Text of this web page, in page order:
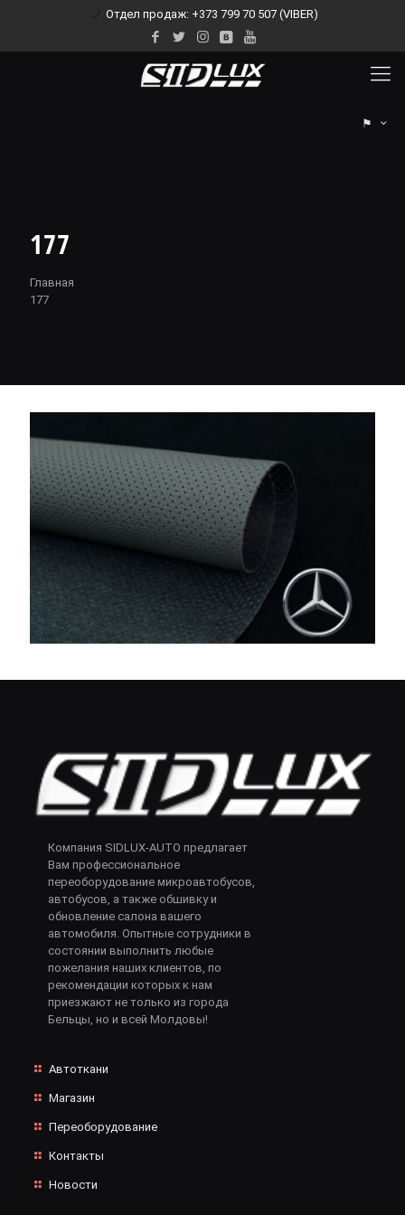
Отдел продаж: +373 799 70 507 (VIBER)
⚑
177
Главная
177
Компания SIDLUX-AUTO предлагает
Вам профессиональное
переоборудование микроавтобусов,
автобусов, а также обшивку и
обновление салона вашего
автомобиля. Опытные сотрудники в
состоянии выполнить любые
пожелания наших клиентов, по
рекомендации которых к нам
приезжают не только из города
Бельцы, но и всей Молдовы!
Автоткани
Магазин
Переоборудование
Контакты
Новости